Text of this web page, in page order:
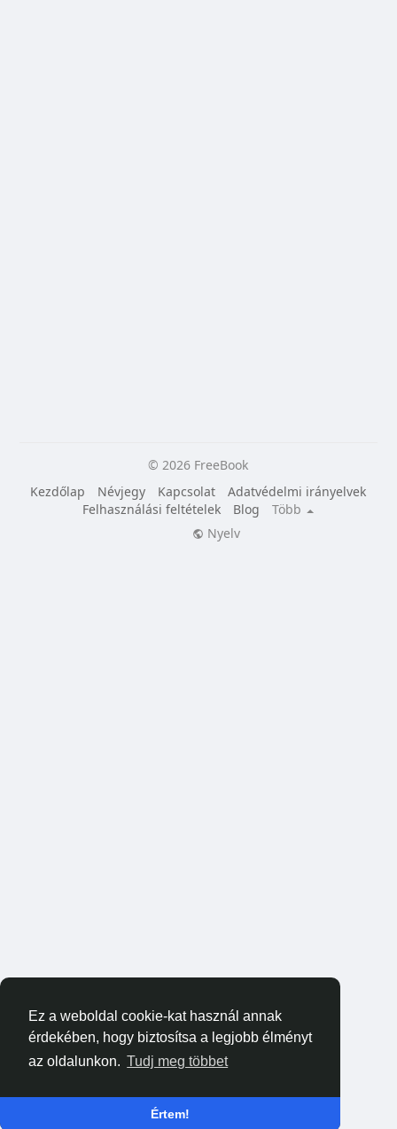
Ez a weboldal cookie-kat használ annak
érdekében, hogy biztosítsa a legjobb élményt
az oldalunkon. Tudj meg többet
Értem!
© 2026 FreeBook
Kezdőlap
Névjegy Kapcsolat
Adatvédelmi irányelvek
Felhasználási feltételek
Blog
Több
Nyelv